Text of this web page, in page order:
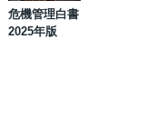
危機管理白書
2025年版